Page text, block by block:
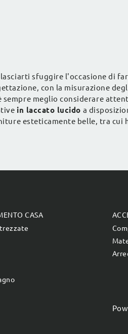
sfuggire l'occasione di
con la misurazione
meglio considerare
in laccato lucido a
esteticamente belle, tra cui
CASA